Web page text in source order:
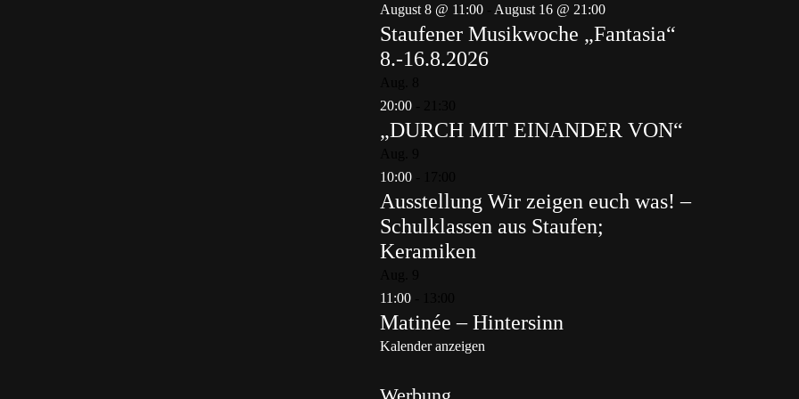
August 8 @ 11:00
August 16 @ 21:00
Staufener Musikwoche „Fantasia“
8.-16.8.2026
20:00
„DURCH MIT EINANDER VON“
10:00
Ausstellung Wir zeigen euch was! –
Schulklassen aus Staufen;
Keramiken
11:00
Matinée – Hintersinn
Kalender anzeigen